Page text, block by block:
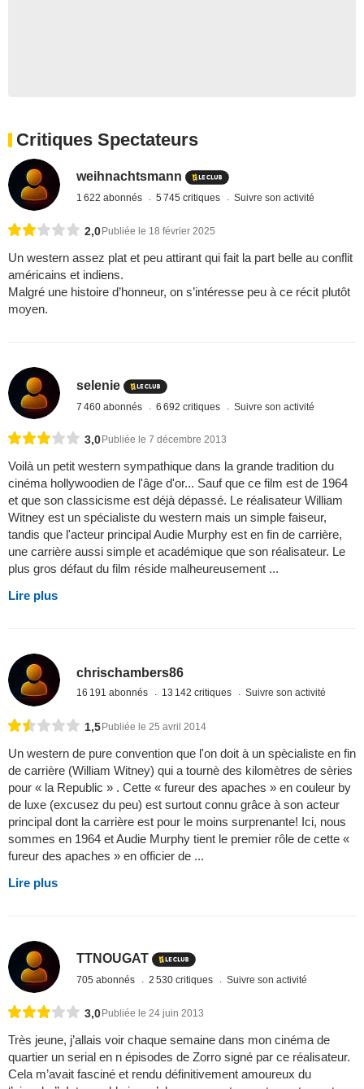
Critiques Spectateurs
weihnachtsmann
1 622 abonnés 5 745 critiques Suivre son activité
2,0 Publiée le 18 février 2025
Un western assez plat et peu attirant qui fait la part belle au conflit
américains et indiens.
Malgré une histoire d’honneur, on s’intéresse peu à ce récit plutôt
moyen.
selenie
7 460 abonnés 6 692 critiques Suivre son activité
3,0 Publiée le 7 décembre 2013
Voilà un petit western sympathique dans la grande tradition du
cinéma hollywoodien de l'âge d'or... Sauf que ce film est de 1964
et que son classicisme est déjà dépassé. Le réalisateur William
Witney est un spécialiste du western mais un simple faiseur,
tandis que l'acteur principal Audie Murphy est en fin de carrière,
une carrière aussi simple et académique que son réalisateur. Le
plus gros défaut du film réside malheureusement ...
Lire plus
chrischambers86
16 191 abonnés 13 142 critiques Suivre son activité
1,5Publiée le 25 avril 2014
Un western de pure convention que l'on doit à un spècialiste en fin
de carrière (William Witney) qui a tournè des kilomètres de sèries
pour « la Republic » . Cette « fureur des apaches » en couleur by
de luxe (excusez du peu) est surtout connu grâce à son acteur
principal dont la carrière est pour le moins surprenante! Ici, nous
sommes en 1964 et Audie Murphy tient le premier rôle de cette «
fureur des apaches » en officier de ...
Lire plus
TTNOUGAT
705 abonnés 2 530 critiques Suivre son activité
3,0Publiée le 24 juin 2013
Très jeune, j’allais voir chaque semaine dans mon cinéma de
quartier un serial en n épisodes de Zorro signé par ce réalisateur.
Cela m’avait fasciné et rendu définitivement amoureux du